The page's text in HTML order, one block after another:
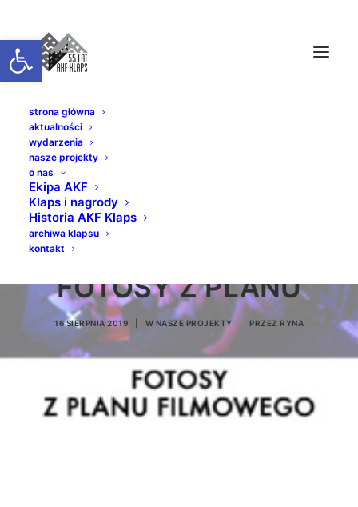
Otwórz pasek narzędzi
strona główna
aktualności
wydarzenia
nasze projekty
o nas
Ekipa AKF
Klaps i nagrody
Historia AKF Klaps
archiwa klapsu
kontakt
7 GRZECHÓW // REŻ.
DARIA KOKOT -
FOTOSY Z PLANU
16 SIERPNIA 2019 W NASZE PROJEKTY PRZEZ RYNA